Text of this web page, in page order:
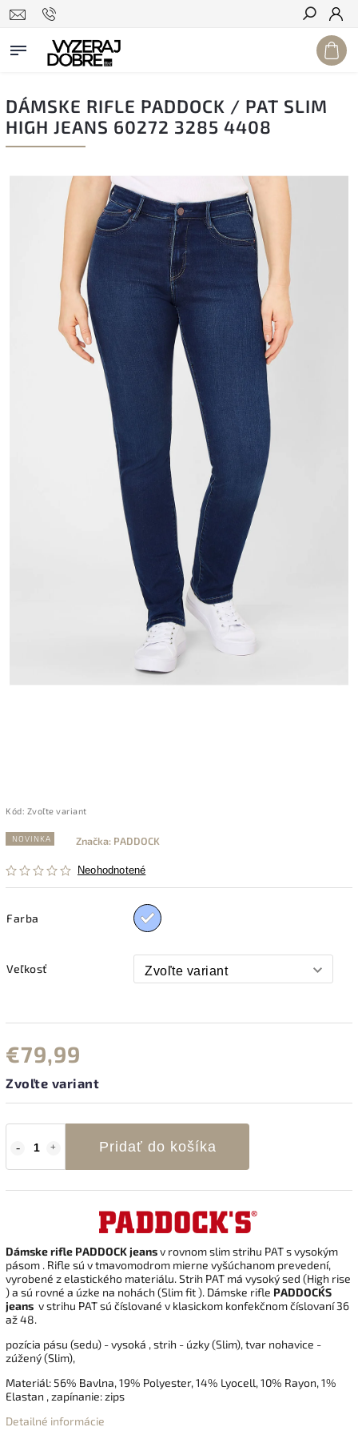
Hľadať
DÁMSKE RIFLE PADDOCK / PAT SLIM
HIGH JEANS 60272 3285 4408
Kód: Zvoľte variant
NOVINKA
Neohodnotené
Značka: PADDOCK
Farba
Veľkosť
€79,99
Zvoľte variant
Pridať do košíka
Dámske rifle PADDOCK jeansv rovnom slim strihu PAT s vysokým
pásom . Rifle sú v tmavomodrom mierne vyšúchanom prevedení,
vyrobené z elastického materiálu. Strih PAT má vysoký sed (High rise
) a sú rovné a úzke na nohách (Slim fit ). Dámske rifle PADDOCK´S
jeans v strihu PAT sú číslované v klasickom konfekčnom číslovaní 36
až 48.
pozícia pásu (sedu) - vysoká , strih - úzky (Slim), tvar nohavice -
zúžený (Slim),
Materiál:56% Bavlna, 19% Polyester, 14% Lyocell, 10% Rayon, 1%
Elastan , zapínanie: zips
Detailné informácie